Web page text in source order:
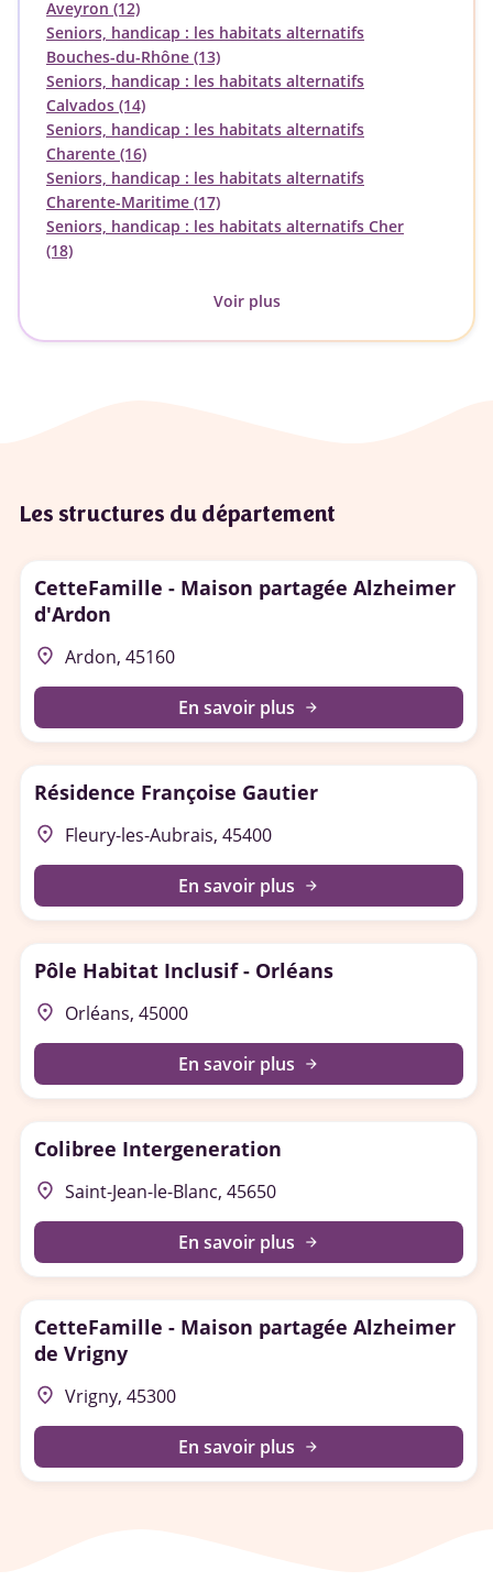
Aveyron (12)
Seniors, handicap : les habitats alternatifs
Bouches-du-Rhône (13)
Seniors, handicap : les habitats alternatifs
Calvados (14)
Seniors, handicap : les habitats alternatifs
Charente (16)
Seniors, handicap : les habitats alternatifs
Charente-Maritime (17)
Seniors, handicap : les habitats alternatifs Cher
(18)
Voir plus
Les structures du département
CetteFamille - Maison partagée Alzheimer
d'Ardon
place Ardon, 45160
En savoir plus arrow_forward
Résidence Françoise Gautier
place Fleury-les-Aubrais, 45400
En savoir plus arrow_forward
Pôle Habitat Inclusif - Orléans
place Orléans, 45000
En savoir plus arrow_forward
Colibree Intergeneration
place Saint-Jean-le-Blanc, 45650
En savoir plus arrow_forward
CetteFamille - Maison partagée Alzheimer
de Vrigny
place Vrigny, 45300
En savoir plus arrow_forward